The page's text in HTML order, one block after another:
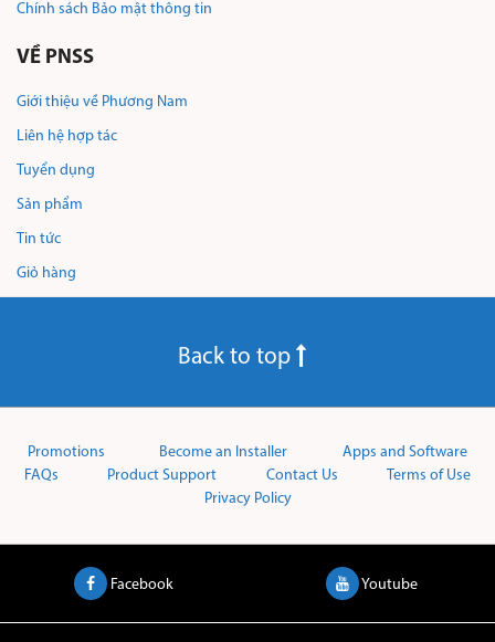
Chính sách Bảo mật thông tin
VỀ PNSS
Giới thiệu về Phương Nam
Liên hệ hợp tác
Tuyển dụng
Sản phẩm
Tin tức
Giỏ hàng
Back to top
Promotions Become an Installer
Apps and Software
FAQs
Product Support Contact Us
Terms of Use
Privacy Policy
Facebook Youtube